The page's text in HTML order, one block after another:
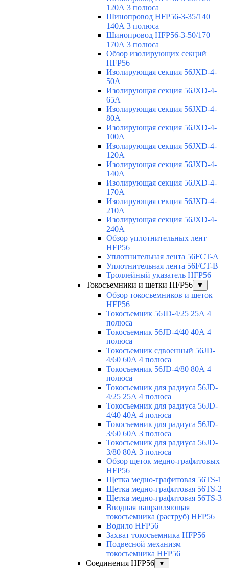
120А 3 полюса
Шинопровод HFP56-3-35/140
140А 3 полюса
Шинопровод HFP56-3-50/170
170А 3 полюса
Обзор изолирующих секций
HFP56
Изолирующая секция 56JXD-4-
50A
Изолирующая секция 56JXD-4-
65A
Изолирующая секция 56JXD-4-
80A
Изолирующая секция 56JXD-4-
100A
Изолирующая секция 56JXD-4-
120A
Изолирующая секция 56JXD-4-
140A
Изолирующая секция 56JXD-4-
170A
Изолирующая секция 56JXD-4-
210A
Изолирующая секция 56JXD-4-
240A
Обзор уплотнительных лент
HFP56
Уплотнительная лента 56FCT-A
Уплотнительная лента 56FCT-B
Троллейный указатель HFP56
Токосъемники и щетки HFP56
▼
Обзор токосъемников и щеток
HFP56
Токосъемник 56JD-4/25 25А 4
полюса
Токосъемник 56JD-4/40 40А 4
полюса
Токосъемник сдвоенный 56JD-
4/60 60А 4 полюса
Токосъемник 56JD-4/80 80А 4
полюса
Токосъемник для радиуса 56JD-
4/25 25А 4 полюса
Токосъемник для радиуса 56JD-
4/40 40А 4 полюса
Токосъемник для радиуса 56JD-
3/60 60А 3 полюса
Токосъемник для радиуса 56JD-
3/80 80А 3 полюса
Обзор щеток медно-графитовых
HFP56
Щетка медно-графитовая 56TS-1
Щетка медно-графитовая 56TS-2
Щетка медно-графитовая 56TS-3
Вводная направляющая
токосъемника (раструб) HFP56
Водило HFP56
Захват токосъемника HFP56
Подвесной механизм
токосъемника HFP56
Соединения HFP56
▼